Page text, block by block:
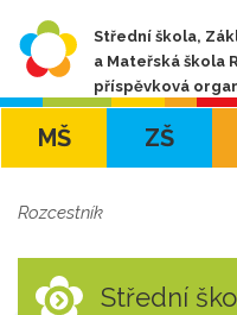
Střední škola,
a Mateřská škola
příspěvková
MŠ ZŠ
Rozcestník
Střední